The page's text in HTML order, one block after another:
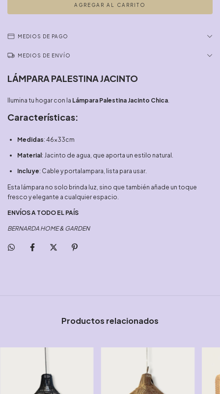
MEDIOS DE PAGO
MEDIOS DE ENVÍO
LÁMPARA PALESTINA JACINTO
Ilumina tu hogar con la Lámpara Palestina Jacinto Chica
Características:
Medidas: 46x33cm
Material : Jacinto de agua, que aporta un estilo natural.
Incluye: Cable y portalampara, lista para usar.
Esta lámpara no solo brinda luz, sino que también añade un toque
fresco y elegante a cualquier espacio.
ENVÍOS A TODO EL PAÍS
BERNARDA HOME & GARDEN
Productos relacionados